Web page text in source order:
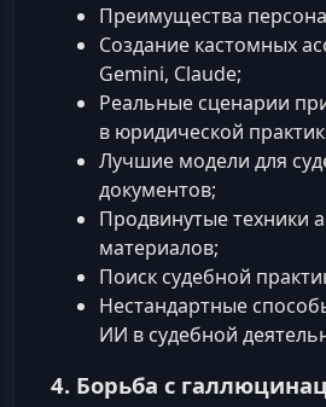
Преимущества
Создание кастомных
Gemini, Claude;
Реальные сценарии
в юридической
Лучшие модели для
документов;
Продвинутые техники
материалов;
Поиск судебной
Нестандартные
ИИ в судебной
4. Борьба с